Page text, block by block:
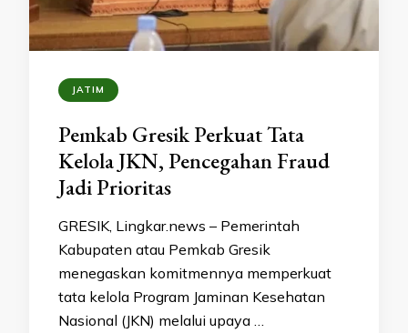
JATIM
Pemkab Gresik Perkuat Tata
Kelola JKN, Pencegahan Fraud
Jadi Prioritas
GRESIK, Lingkar.news – Pemerintah
Kabupaten atau Pemkab Gresik
menegaskan komitmennya memperkuat
tata kelola Program Jaminan Kesehatan
Nasional (JKN) melalui upaya …